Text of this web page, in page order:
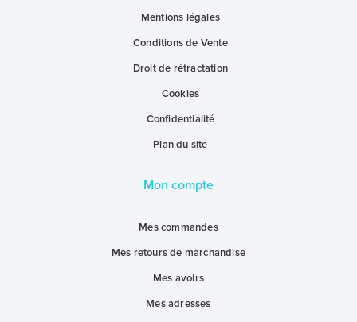
Mentions légales
Conditions de Vente
Droit de rétractation
Cookies
Confidentialité
Plan du site
Mon compte
Mes commandes
Mes retours de marchandise
Mes avoirs
Mes adresses